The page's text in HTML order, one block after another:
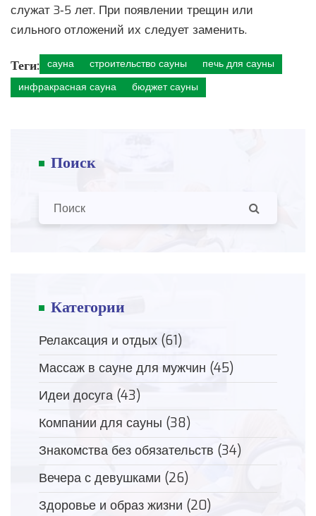
служат 3‑5 лет. При появлении трещин или
сильного отложений их следует заменить.
Теги: сауна строительство сауны
печь для сауны
инфракрасная сауна
бюджет сауны
Поиск
Категории
Релаксация и отдых (61)
Массаж в сауне для мужчин (45)
Идеи досуга (43)
Компании для сауны (38)
Знакомства без обязательств (34)
Вечера с девушками (26)
Здоровье и образ жизни (20)